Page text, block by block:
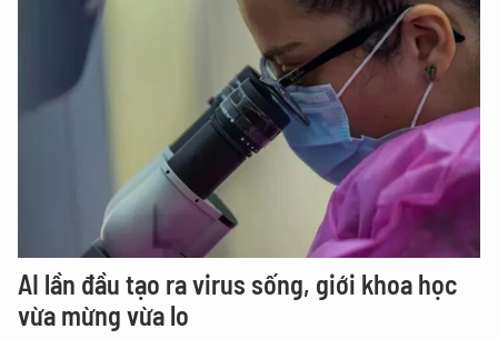
AI lần đầu tạo ra virus sống, giới khoa học
vừa mừng vừa lo